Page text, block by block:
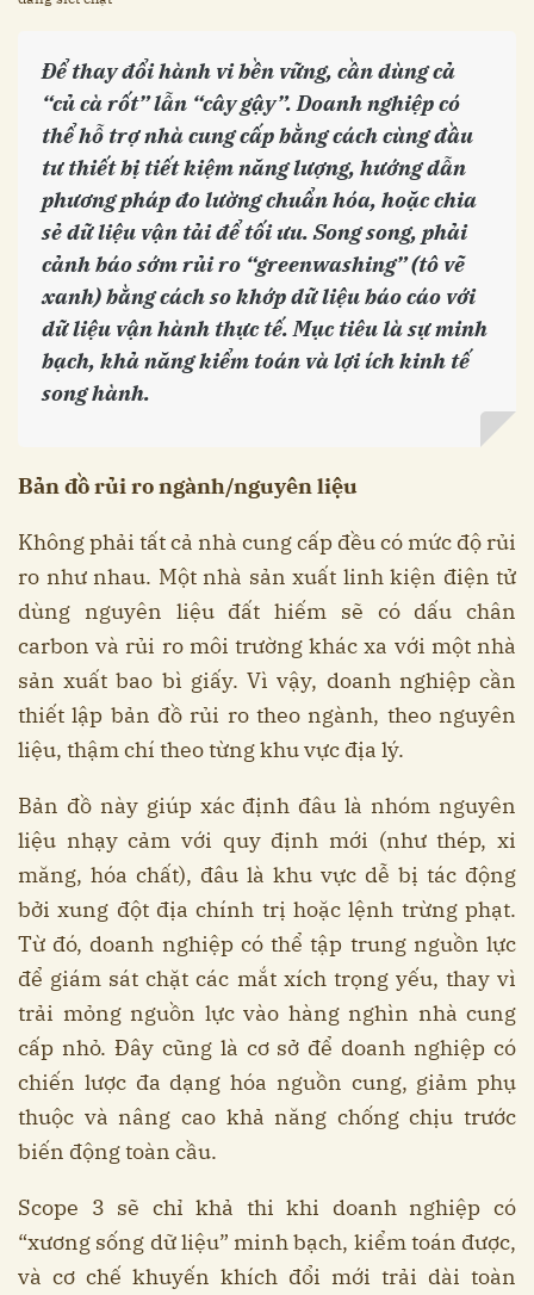
Để thay đổi hành vi bền vững, cần dùng cả
“củ cà rốt” lẫn “cây gậy”. Doanh nghiệp có
thể hỗ trợ nhà cung cấp bằng cách cùng đầu
tư thiết bị tiết kiệm năng lượng, hướng dẫn
phương pháp đo lường chuẩn hóa, hoặc chia
sẻ dữ liệu vận tải để tối ưu. Song song, phải
cảnh báo sớm rủi ro “greenwashing” (tô vẽ
xanh) bằng cách so khớp dữ liệu báo cáo với
dữ liệu vận hành thực tế. Mục tiêu là sự minh
bạch, khả năng kiểm toán và lợi ích kinh tế
song hành.
Bản đồ rủi ro ngành/nguyên liệu
Không phải tất cả nhà cung cấp đều có mức độ rủi
ro như nhau. Một nhà sản xuất linh kiện điện tử
dùng nguyên liệu đất hiếm sẽ có dấu chân
carbon và rủi ro môi trường khác xa với một nhà
sản xuất bao bì giấy. Vì vậy, doanh nghiệp cần
thiết lập bản đồ rủi ro theo ngành, theo nguyên
liệu, thậm chí theo từng khu vực địa lý.
Bản đồ này giúp xác định đâu là nhóm nguyên
liệu nhạy cảm với quy định mới (như thép, xi
măng, hóa chất), đâu là khu vực dễ bị tác động
bởi xung đột địa chính trị hoặc lệnh trừng phạt.
Từ đó, doanh nghiệp có thể tập trung nguồn lực
để giám sát chặt các mắt xích trọng yếu, thay vì
trải mỏng nguồn lực vào hàng nghìn nhà cung
cấp nhỏ. Đây cũng là cơ sở để doanh nghiệp có
chiến lược đa dạng hóa nguồn cung, giảm phụ
thuộc và nâng cao khả năng chống chịu trước
biến động toàn cầu.
Scope 3 sẽ chỉ khả thi khi doanh nghiệp có
“xương sống dữ liệu” minh bạch, kiểm toán được,
và cơ chế khuyến khích đổi mới trải dài toàn